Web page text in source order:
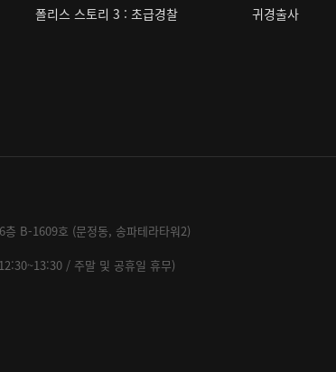
폴리스 스토리 3 : 초급경찰 귀경출사
B-1609호 (문정동, 송파테라타워2)
/ 주말 및 공휴일 휴무)